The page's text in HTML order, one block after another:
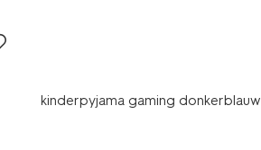
kinderpyjama gaming donkerblauw